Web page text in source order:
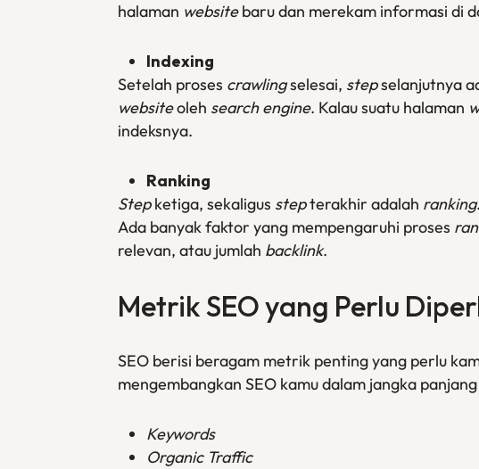
halaman websitebaru dan merekam informasi di
Indexing
Setelah proses crawlingselesai, stepselanjutnya
websiteoleh search engine. Kalau suatu halaman
indeksnya.
Ranking
Stepketiga, sekaligus stepterakhir adalah ranking
Ada banyak faktor yang mempengaruhi proses
relevan, atau jumlah backlink.
Metrik SEO yang Perlu
SEO berisi beragam metrik penting yang perlu
mengembangkan SEO kamu dalam jangka
Keywords
Organic Traffic